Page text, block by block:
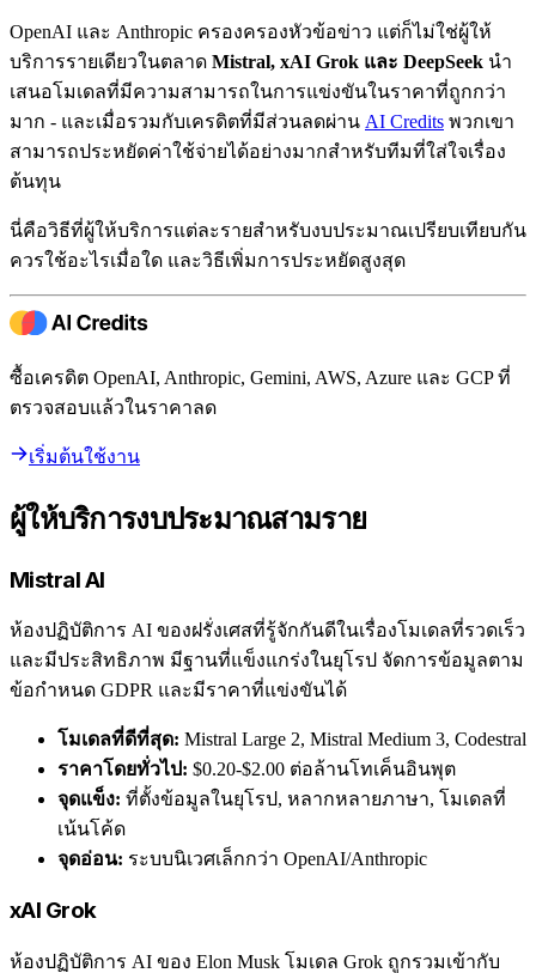
OpenAI และ Anthropic ครองครองหัวข้อข่าว แต่ก็ไม่ใช่ผู้ให้
บริการรายเดียวในตลาด Mistral, xAI Grok และ DeepSeek นำ
เสนอโมเดลที่มีความสามารถในการแข่งขันในราคาที่ถูกกว่า
มาก - และเมื่อรวมกับเครดิตที่มีส่วนลดผ่าน AI Credits พวกเขา
สามารถประหยัดค่าใช้จ่ายได้อย่างมากสำหรับทีมที่ใส่ใจเรื่อง
ต้นทุน
นี่คือวิธีที่ผู้ให้บริการแต่ละรายสำหรับงบประมาณเปรียบเทียบกัน
ควรใช้อะไรเมื่อใด และวิธีเพิ่มการประหยัดสูงสุด
ซื้อเครดิต OpenAI, Anthropic, Gemini, AWS, Azure และ GCP ที่
ตรวจสอบแล้วในราคาลด
เริ่มต้นใช้งาน
ผู้ให้บริการงบประมาณสามราย
Mistral AI
ห้องปฏิบัติการ AI ของฝรั่งเศสที่รู้จักกันดีในเรื่องโมเดลที่รวดเร็ว
และมีประสิทธิภาพ มีฐานที่แข็งแกร่งในยุโรป จัดการข้อมูลตาม
ข้อกำหนด GDPR และมีราคาที่แข่งขันได้
โมเดลที่ดีที่สุด: Mistral Large 2, Mistral Medium 3, Codestral
ราคาโดยทั่วไป: $0.20-$2.00 ต่อล้านโทเค็นอินพุต
จุดแข็ง: ที่ตั้งข้อมูลในยุโรป, หลากหลายภาษา, โมเดลที่
เน้นโค้ด
จุดอ่อน: ระบบนิเวศเล็กกว่า OpenAI/Anthropic
xAI Grok
ห้องปฏิบัติการ AI ของ Elon Musk โมเดล Grok ถูกรวมเข้ากับ